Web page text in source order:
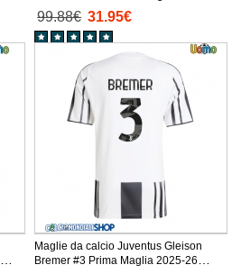
Manica Corta
99.88€ 31.95€
Maglie da calcio Juventus Gleison
Bremer #3 Prima Maglia 2025-26